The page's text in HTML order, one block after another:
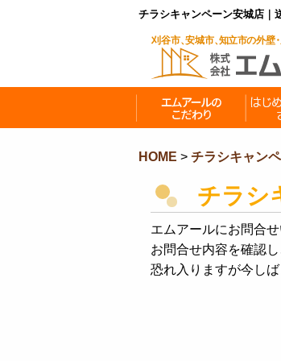
チラシキャンペーン安城店｜
HOME > チラシキャン
チラシ
エムアールにお問合
お問合せ内容を確認
恐れ入りますが今し